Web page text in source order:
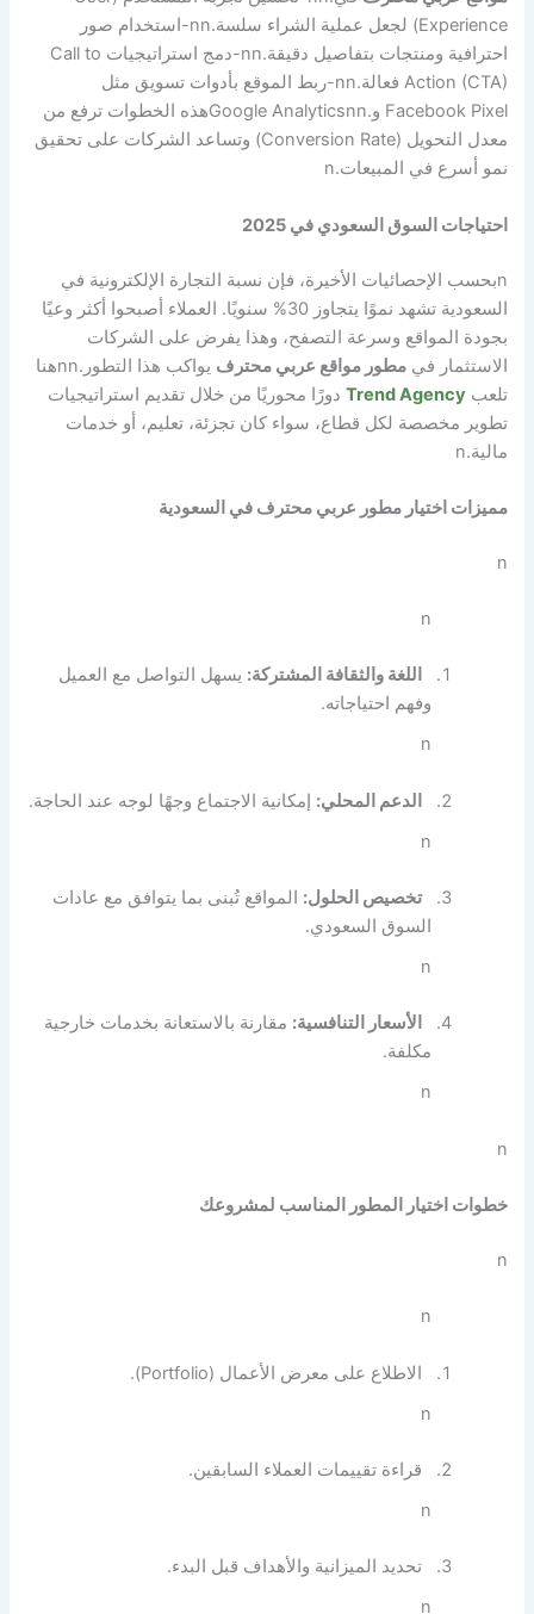
Experience) لجعل عملية الشراء سلسة.
nn-استخدام صور
احترافية ومنتجات بتفاصيل دقيقة.nn
-دمج استراتيجيات Call to
Action (CTA) فعالة.
nn-ربط الموقع بأدوات تسويق مثل
Facebook Pixel و.Google Analytics
nn
هذه الخطوات ترفع من
معدل التحويل (Conversion Rate) وتساعد الشركات على تحقيق
نمو أسرع في المبيعات.n
احتياجات السوق السعودي في 2025
nبحسب الإحصائيات الأخيرة، فإن نسبة التجارة الإلكترونية في
السعودية تشهد نموًا يتجاوز 30% سنويًا. العملاء أصبحوا أكثر وعيًا
بجودة المواقع وسرعة التصفح، وهذا يفرض على الشركات
الاستثمار فيمطور مواقع عربي محترف يواكب هذا التطور.nnهنا
تلعب Trend Agency دورًا محوريًا من خلال تقديم استراتيجيات
تطوير مخصصة لكل قطاع، سواء كان تجزئة، تعليم، أو خدمات
مالية.n
مميزات اختيار مطور عربي محترف في السعودية
n
n
اللغة والثقافة المشتركة: يسهل التواصل مع العميل
وفهم احتياجاته.
n
الدعم المحلي: إمكانية الاجتماع وجهًا لوجه عند الحاجة.
n
تخصيص الحلول: المواقع تُبنى بما يتوافق مع عادات
السوق السعودي.
n
الأسعار التنافسية: مقارنة بالاستعانة بخدمات خارجية
مكلفة.
n
n
خطوات اختيار المطور المناسب لمشروعك
n
n
الاطلاع على معرض الأعمال (Portfolio).
n
قراءة تقييمات العملاء السابقين.
n
تحديد الميزانية والأهداف قبل البدء.
n